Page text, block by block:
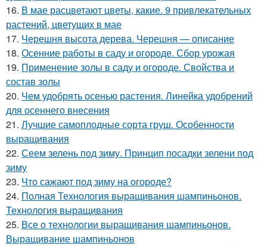
16. В мае расцветают цветы, какие. 9 привлекательных
растений, цветущих в мае
17. Черешня высота дерева. Черешня — описание
18. Осенние работы в саду и огороде. Сбор урожая
19. Применение золы в саду и огороде. Свойства и
состав золы
20. Чем удобрять осенью растения. Линейка удобрений
для осеннего внесения
21. Лучшие самоплодные сорта груш. Особенности
выращивания
22. Сеем зелень под зиму. Принцип посадки зелени под
зиму
23. Что сажают под зиму на огороде?
24. Полная Технология выращивания шампиньонов.
Технология выращивания
25. Все о технологии выращивания шампиньонов.
Выращивание шампиньонов